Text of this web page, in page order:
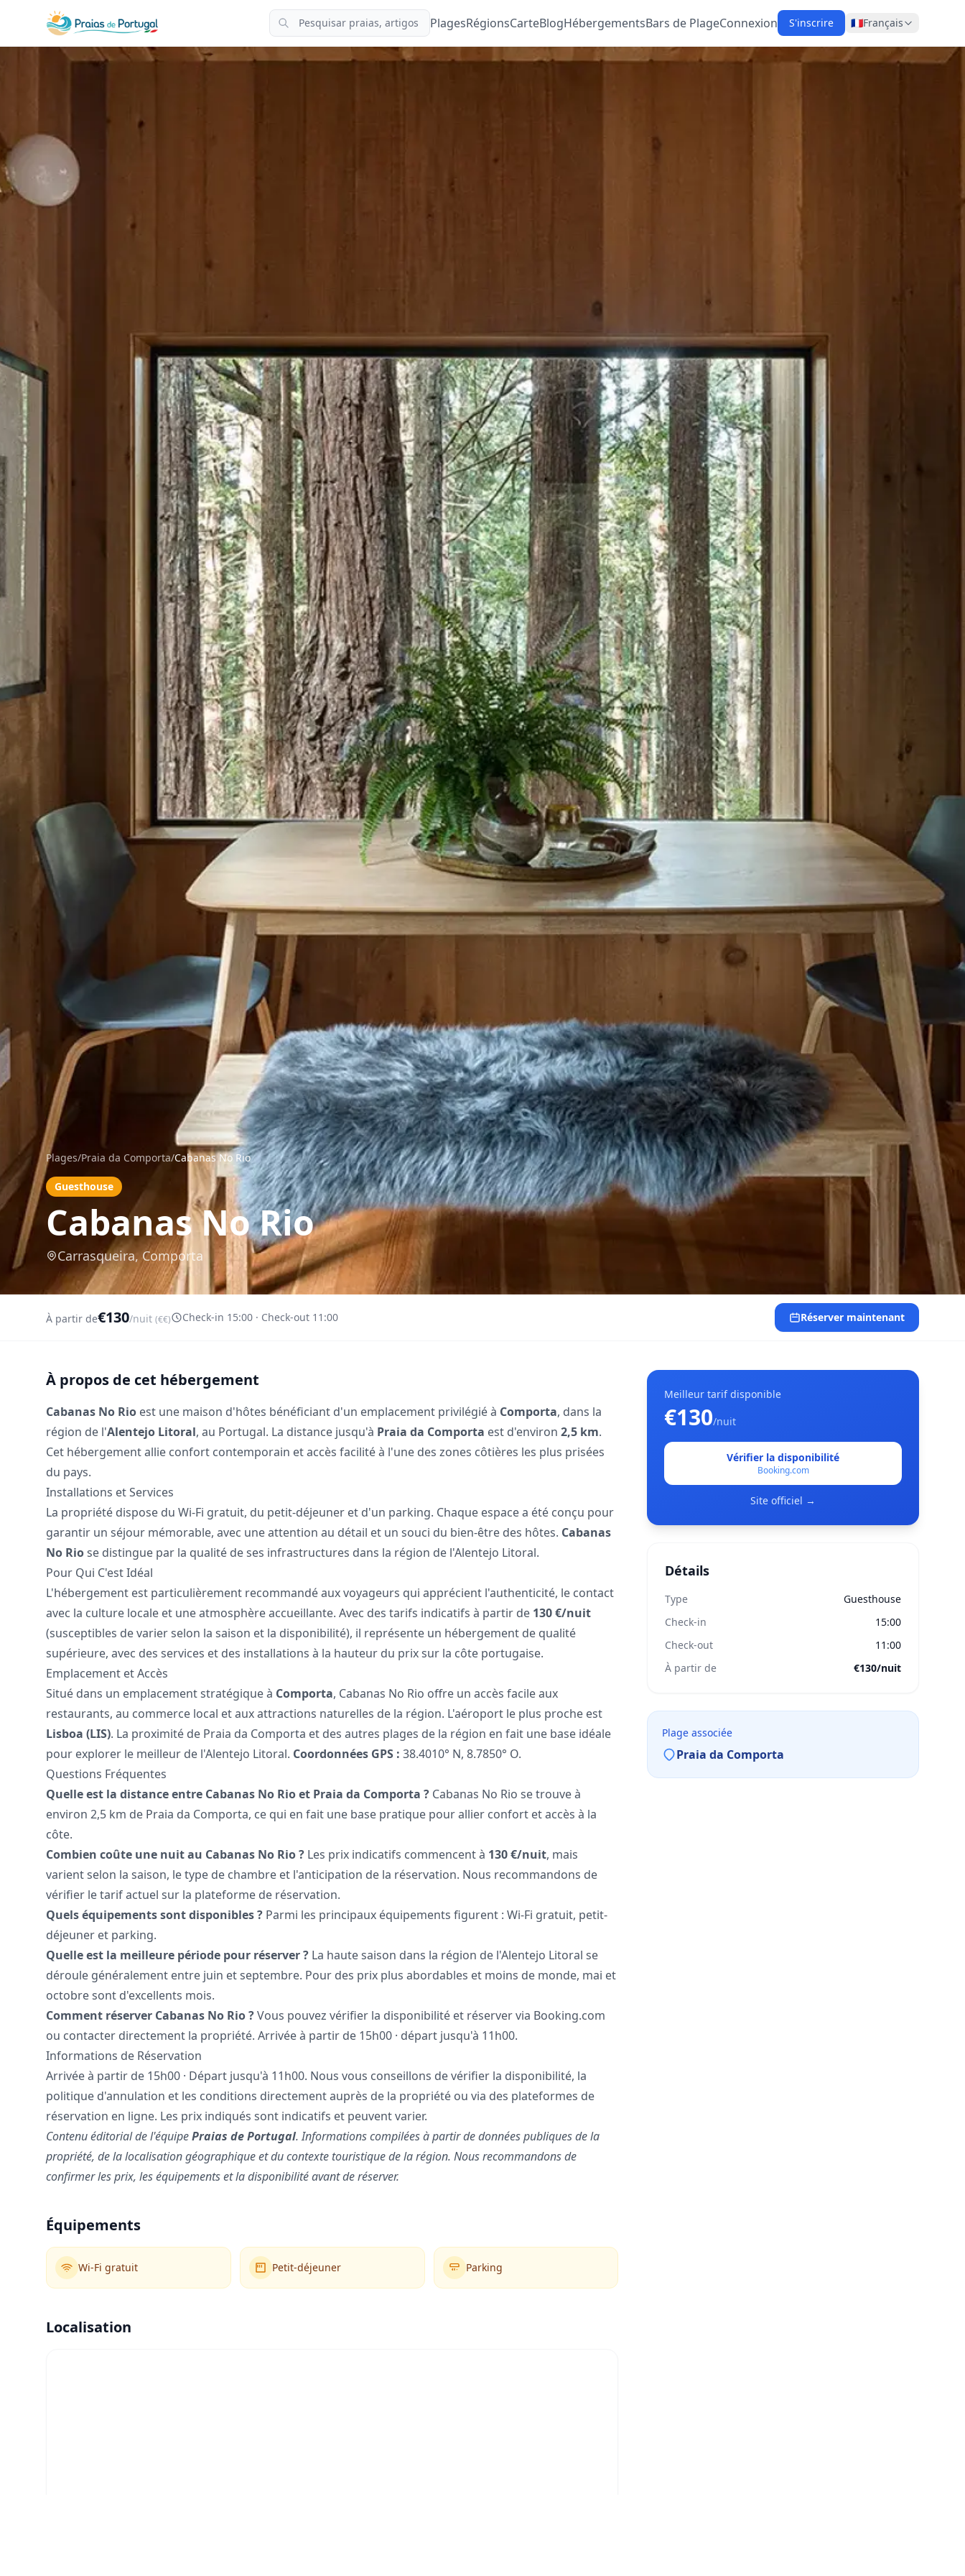
PlagesRégionsCarteBlogHébergementsBars de PlageConnexion S'inscrire 🇫🇷Français
Plages/Praia da Comporta/Cabanas No Rio
Guesthouse
Cabanas No Rio
Carrasqueira, Comporta
À partir de€130/nuit (€€) Check-in 15:00 · Check-out 11:00 Réserver maintenant
À propos de cet hébergement
Cabanas No Rio est une maison d'hôtes bénéficiant d'un emplacement privilégié à Comporta, dans la
région de l'Alentejo Litoral, au Portugal. La distance jusqu'à Praia da Comporta est d'environ 2,5 km.
Cet hébergement allie confort contemporain et accès facilité à l'une des zones côtières les plus prisées
du pays.
Installations et Services
La propriété dispose du Wi-Fi gratuit, du petit-déjeuner et d'un parking. Chaque espace a été conçu pour
garantir un séjour mémorable, avec une attention au détail et un souci du bien-être des hôtes. Cabanas
No Riose distingue par la qualité de ses infrastructures dans la région de l'Alentejo Litoral.
Pour Qui C'est Idéal
L'hébergement est particulièrement recommandé aux voyageurs qui apprécient l'authenticité, le contact
avec la culture locale et une atmosphère accueillante. Avec des tarifs indicatifs à partir de 130 €/nuit
(susceptibles de varier selon la saison et la disponibilité), il représente un hébergement de qualité
supérieure, avec des services et des installations à la hauteur du prix sur la côte portugaise.
Emplacement et Accès
Situé dans un emplacement stratégique à Comporta, Cabanas No Rio offre un accès facile aux
restaurants, au commerce local et aux attractions naturelles de la région. L'aéroport le plus proche est
Lisboa (LIS). La proximité de Praia da Comporta et des autres plages de la région en fait une base idéale
pour explorer le meilleur de l'Alentejo Litoral. Coordonnées GPS : 38.4010° N, 8.7850° O.
Questions Fréquentes
Quelle est la distance entre Cabanas No Rio et Praia da Comporta ? Cabanas No Rio se trouve à
environ 2,5 km de Praia da Comporta, ce qui en fait une base pratique pour allier confort et accès à la
côte.
Combien coûte une nuit au Cabanas No Rio ? Les prix indicatifs commencent à 130 €/nuit, mais
varient selon la saison, le type de chambre et l'anticipation de la réservation. Nous recommandons de
vérifier le tarif actuel sur la plateforme de réservation.
Quels équipements sont disponibles ? Parmi les principaux équipements figurent : Wi-Fi gratuit, petit-
déjeuner et parking.
Quelle est la meilleure période pour réserver ? La haute saison dans la région de l'Alentejo Litoral se
déroule généralement entre juin et septembre. Pour des prix plus abordables et moins de monde, mai et
octobre sont d'excellents mois.
Comment réserver Cabanas No Rio ?Vous pouvez vérifier la disponibilité et réserver via Booking.com
ou contacter directement la propriété. Arrivée à partir de 15h00 · départ jusqu'à 11h00.
Informations de Réservation
Arrivée à partir de 15h00 · Départ jusqu'à 11h00. Nous vous conseillons de vérifier la disponibilité, la
politique d'annulation et les conditions directement auprès de la propriété ou via des plateformes de
réservation en ligne. Les prix indiqués sont indicatifs et peuvent varier.
Contenu éditorial de l'équipePraias de Portugal. Informations compilées à partir de données publiques de la
propriété, de la localisation géographique et du contexte touristique de la région. Nous recommandons de
confirmer les prix, les équipements et la disponibilité avant de réserver.
Équipements
Wi-Fi gratuit Petit-déjeuner Parking
Localisation
Meilleur tarif disponible
€130/nuit
Vérifier la disponibilité
Booking.com
Site officiel →
Détails
Type
Guesthouse
Check-in
15:00
Check-out
11:00
À partir de
€130/nuit
Plage associée
Praia da Comporta